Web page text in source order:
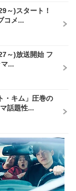
～)スタート！
コメ...
～)放送開始 フ
...
・キム」圧巻の
話題性...